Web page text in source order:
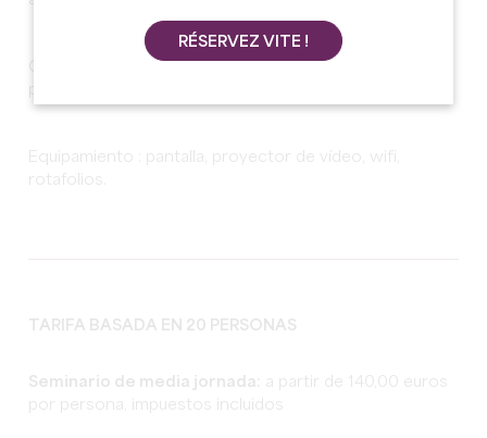
Capacidad máxima: 40 personas en el teatro, 15
personas en la sala en forma de U.
Equipamiento : pantalla, proyector de vídeo, wifi,
rotafolios.
TARIFA BASADA EN 20 PERSONAS
Seminario de media jornada:
a partir de 140,00 euros
por persona, impuestos incluidos
RÉSERVEZ VITE !